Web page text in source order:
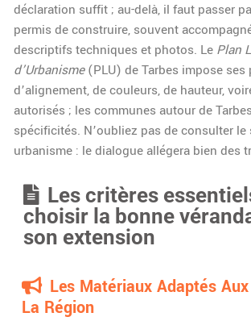
déclaration suffit ; au-delà, il faut passer
permis de construire, souvent
descriptifs techniques et photos. Le Plan
d’Urbanisme(PLU) de Tarbes impose ses
d’alignement, de couleurs, de hauteur,
autorisés ; les communes autour de
spécificités. N’oubliez pas de consulter le
urbanisme : le dialogue allégera bien des
Les critères
choisir la bonne
son extension
Les Matériaux Adaptés
La Région